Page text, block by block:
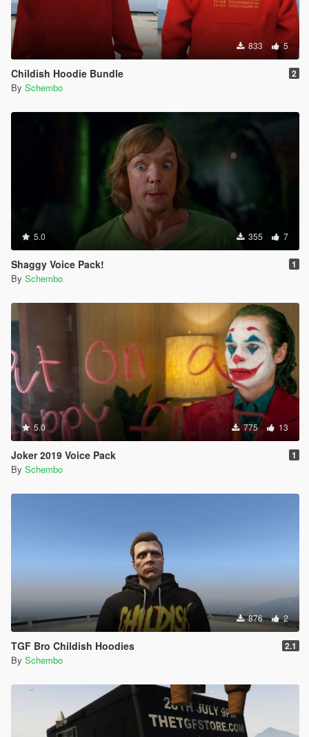
833 5
Childish Hoodie Bundle 2
By Schembo
5.0 355 7
Shaggy Voice Pack! 1
By Schembo
5.0 775 13
Joker 2019 Voice Pack 1
By Schembo
876 2
TGF Bro Childish Hoodies 2.1
By Schembo